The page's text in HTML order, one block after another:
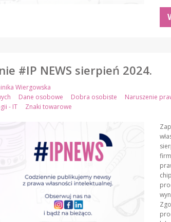
#IP NEWS sierpień 2024.
Wiergowska
Dane osobowe Dobra osobiste Naruszenie
- IT
Znaki towarowe